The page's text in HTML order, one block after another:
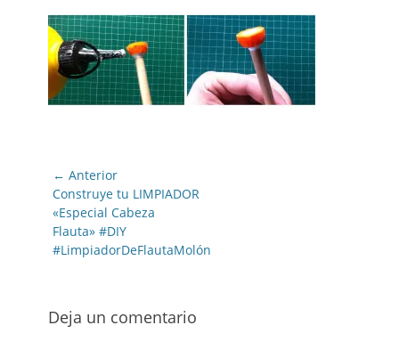
Navegación
de
entradas
← Anterior
Entrada
anterior:
Construye tu LIMPIADOR
«Especial Cabeza
Flauta» #DIY
#LimpiadorDeFlautaMolón
Deja un comentario